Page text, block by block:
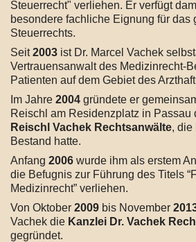
Steuerrecht" verliehen. Er verfügt
besondere fachliche Eignung für das
Steuerrechts.
Seit2003 ist Dr. Marcel Vachek
Vertrauensanwalt des Medizinrecht-
Patienten auf dem Gebiet des
Im Jahre 2004 gründete er
Reischl am Residenzplatz in Passau
Reischl Vachek Rechtsanwälte, die
Bestand hatte.
Anfang 2006 wurde ihm als erstem
die Befugnis zur Führung des Titels
Medizinrecht” verliehen.
Von Oktober 2009 bis November
Vachek die Kanzlei Dr. Vachek
gegründet.